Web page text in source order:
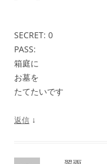
SECRET: 0
PASS:
箱庭に
お墓を
たてたいです
返信 ↓